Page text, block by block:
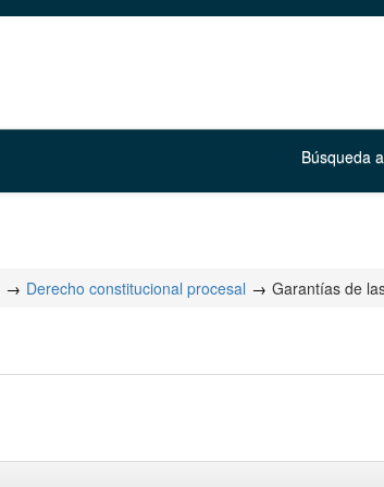
Búsqueda
Derecho constitucional procesal Garantías de